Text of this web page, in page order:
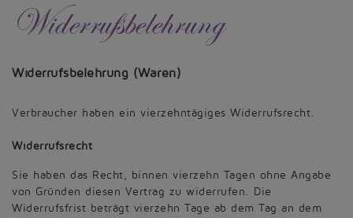
Widerrufsbelehrung
Widerrufsbelehrung (Waren)
Verbraucher haben ein vierzehntägiges Widerrufsrecht.
Widerrufsrecht
Sie haben das Recht, binnen vierzehn Tagen ohne Angabe
von Gründen diesen Vertrag zu widerrufen. Die
Widerrufsfrist beträgt vierzehn Tage ab dem Tag an dem